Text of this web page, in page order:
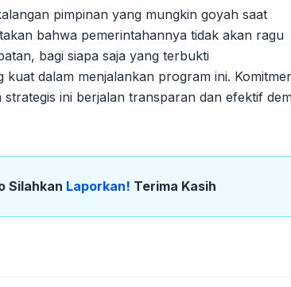
pimpinan yang mungkin goyah saat
bahwa pemerintahannya tidak akan ragu
bagi siapa saja yang terbukti
dalam menjalankan program ini.
ini berjalan transparan dan efektif
Silahkan Laporkan! Terima Kasih